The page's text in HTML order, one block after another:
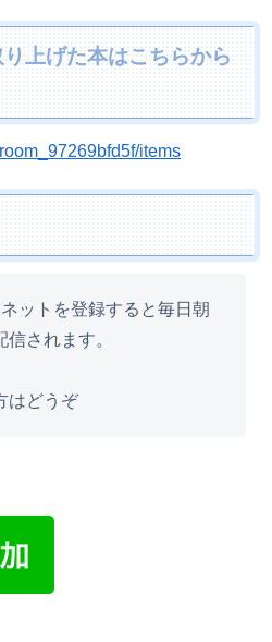
上げた本はこちらから
items
ットを登録すると毎日朝
されます。
はどうぞ